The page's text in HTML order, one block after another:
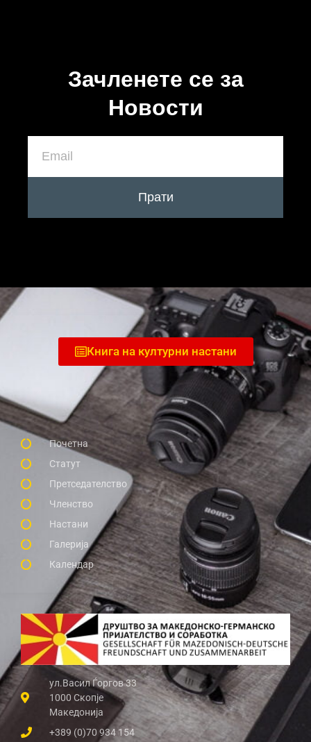
Зачленете се за
Новости
Прати
ул.Васил Ѓоргов 33
1000 Скопје
Македонија
+389 (0)70 934 154
Почетна
Статут
Претседателство
Членство
Настани
Галерија
Календар
Книга на културни настани